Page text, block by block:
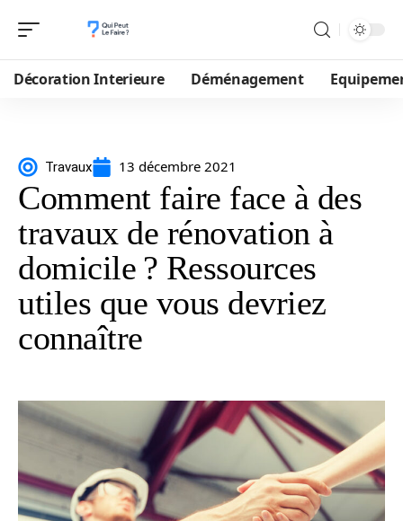
Décoration Interieure Déménagement
Travaux 13 décembre 2021
Comment faire face à des
travaux de rénovation à
domicile ? Ressources
utiles que vous devriez
connaître